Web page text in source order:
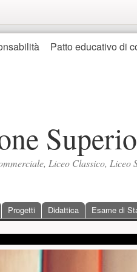
Patto educativo di
Liceo Classico, Liceo
Progetti Didattica Esame di